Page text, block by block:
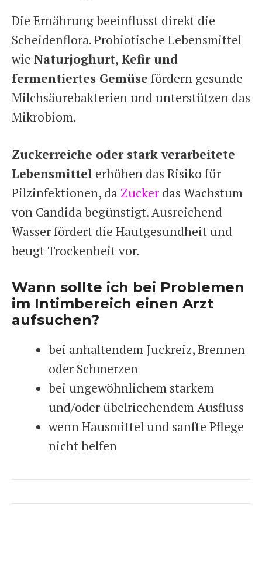
Die Ernährung beeinflusst direkt die
Scheidenflora. Probiotische Lebensmittel
wie Naturjoghurt, Kefir und
fermentiertes Gemüse fördern gesunde
Milchsäurebakterien und unterstützen das
Mikrobiom.
Zuckerreiche oder stark verarbeitete
Lebensmittel erhöhen das Risiko für
Pilzinfektionen, da Zucker das Wachstum
von Candida begünstigt. Ausreichend
Wasser fördert die Hautgesundheit und
beugt Trockenheit vor.
Wann sollte ich bei Problemen
im Intimbereich einen Arzt
aufsuchen?
bei anhaltendem Juckreiz, Brennen
oder Schmerzen
bei ungewöhnlichem starkem
und/oder übelriechendem Ausfluss
wenn Hausmittel und sanfte Pflege
nicht helfen